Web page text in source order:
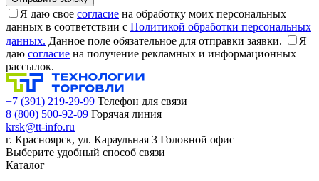
Я даю свое согласие на обработку моих персональных
данных в соответствии с Политикой обработки персональных
данных. Данное поле обязательное для отправки заявки.
Я
даю согласие на получение рекламных и информационных
рассылок.
+7 (391) 219-29-99 Телефон для связи
8 (800) 500-92-09 Горячая линия
krsk@tt-info.ru
г. Красноярск, ул. Караульная 3 Головной офис
Выберите удобный способ связи
Каталог